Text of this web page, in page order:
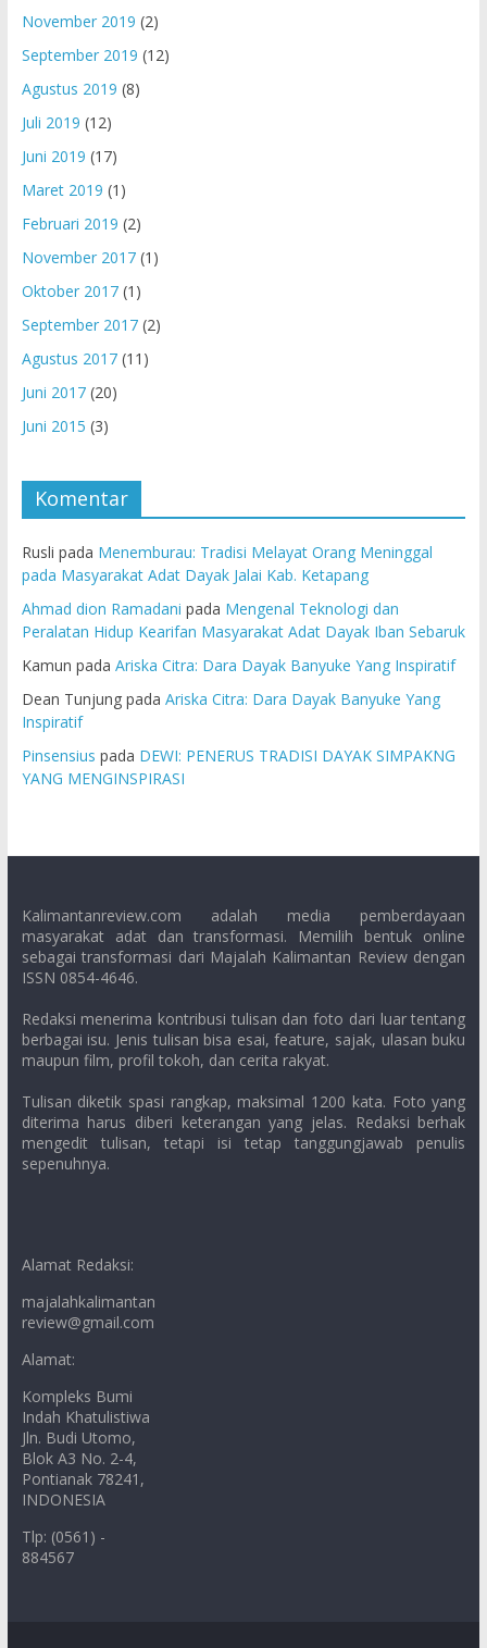
November 2019 (2)
September 2019 (12)
Agustus 2019 (8)
Juli 2019 (12)
Juni 2019 (17)
Maret 2019 (1)
Februari 2019 (2)
November 2017(1)
Oktober 2017(1)
September 2017(2)
Agustus 2017(11)
Juni 2017(20)
Juni 2015 (3)
Komentar
Rusli pada Menemburau: Tradisi Melayat Orang Meninggal
pada Masyarakat Adat Dayak Jalai Kab. Ketapang
Ahmad dion Ramadani pada Mengenal Teknologi dan
Peralatan Hidup Kearifan Masyarakat Adat Dayak Iban Sebaruk
Kamun pada Ariska Citra: Dara Dayak Banyuke Yang Inspiratif
Dean Tunjungpada Ariska Citra: Dara Dayak Banyuke Yang
Inspiratif
Pinsensius pada DEWI: PENERUS TRADISI DAYAK SIMPAKNG
YANG MENGINSPIRASI
Kalimantanreview.com adalah media pemberdayaan
masyarakat adat dan transformasi. Memilih bentuk online
sebagai transformasi dari Majalah Kalimantan Review dengan
ISSN 0854-4646.
Redaksi menerima kontribusi tulisan dan foto dari luar tentang
berbagai isu. Jenis tulisan bisa esai, feature, sajak, ulasan buku
maupun film, profil tokoh, dan cerita rakyat.
Tulisan diketik spasi rangkap, maksimal 1200 kata. Foto yang
diterima harus diberi keterangan yang jelas. Redaksi berhak
mengedit tulisan, tetapi isi tetap tanggungjawab penulis
sepenuhnya.
Alamat Redaksi:
majalahkalimantan
review@gmail.com
Alamat:
Kompleks Bumi
Indah Khatulistiwa
Jln. Budi Utomo,
Blok A3 No. 2-4,
Pontianak 78241,
INDONESIA
Tlp: (0561) -
884567